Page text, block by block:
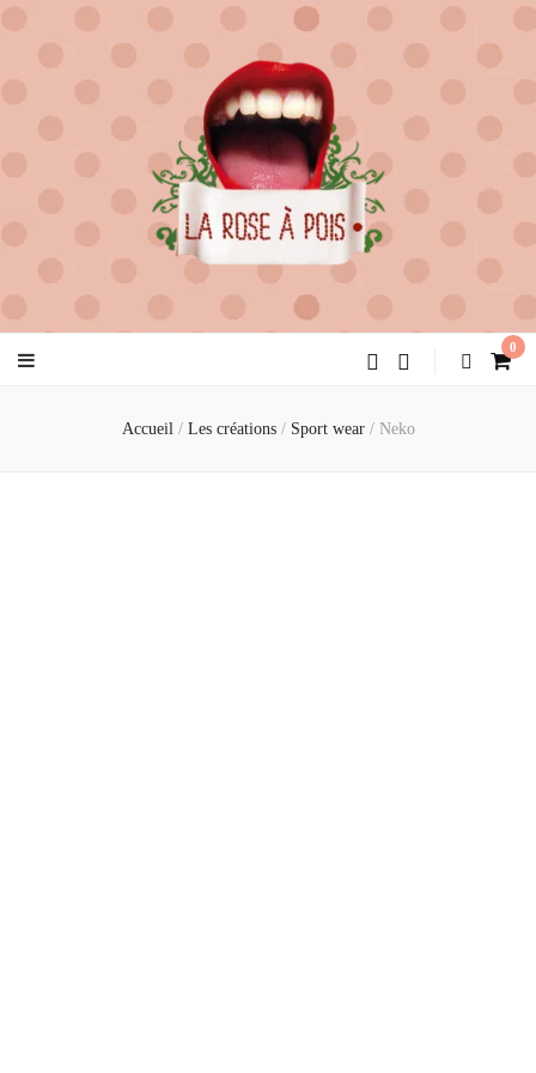
la rose à pois
0
Accueil / Les créations / Sport wear / Neko